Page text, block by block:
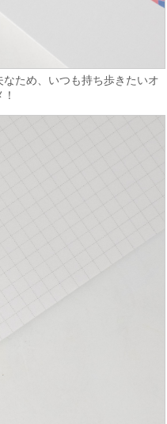
なため、いつも持ち歩きたいオ